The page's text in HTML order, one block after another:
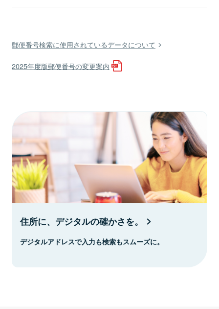
郵便番号検索に使用されているデータについて
2025年度版郵便番号の変更案内
住所に、デジタルの確かさを。
デジタルアドレスで入力も検索もスムーズに。